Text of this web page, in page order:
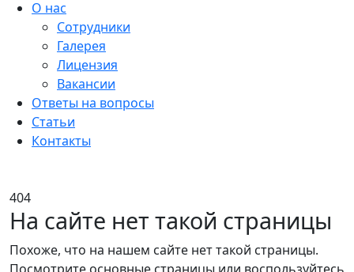
О нас
Сотрудники
Галерея
Лицензия
Вакансии
Ответы на вопросы
Статьи
Контакты
404
На сайте нет такой страницы
Похоже, что на нашем сайте нет такой страницы.